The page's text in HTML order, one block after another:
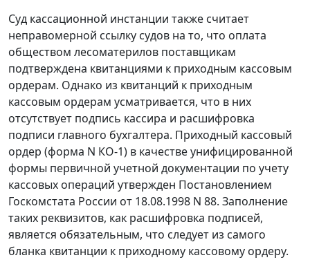
Суд кассационной инстанции также считает
неправомерной ссылку судов на то, что оплата
обществом лесоматерилов поставщикам
подтверждена квитанциями к приходным кассовым
ордерам. Однако из квитанций к приходным
кассовым ордерам усматривается, что в них
отсутствует подпись кассира и расшифровка
подписи главного бухгалтера. Приходный кассовый
ордер (форма N КО-1) в качестве унифицированной
формы первичной учетной документации по учету
кассовых операций утвержден Постановлением
Госкомстата России от 18.08.1998 N 88. Заполнение
таких реквизитов, как расшифровка подписей,
является обязательным, что следует из самого
бланка квитанции к приходному кассовому ордеру.